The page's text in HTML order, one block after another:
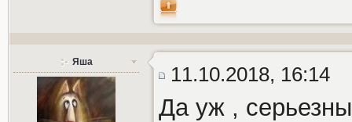
Яша
11.10.2018, 16:14
Да уж ,